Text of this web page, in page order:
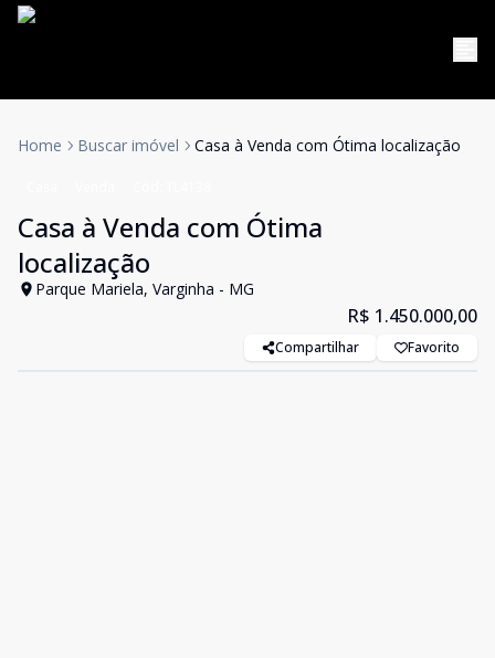
Home Buscar imóvel Casa à Venda com Ótima localização
Casa à Venda com Ótima
localização
Parque Mariela, Varginha - MG
R$ 1.450.000,00
Compartilhar Favorito